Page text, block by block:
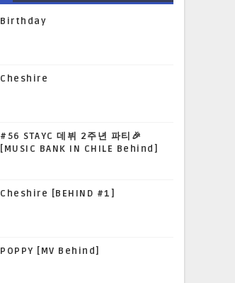
Birthday
Cheshire
#56 STAYC 데뷔 2주년 파티🎉
[MUSIC BANK IN CHILE Behind]
Cheshire [BEHIND #1]
POPPY [MV Behind]